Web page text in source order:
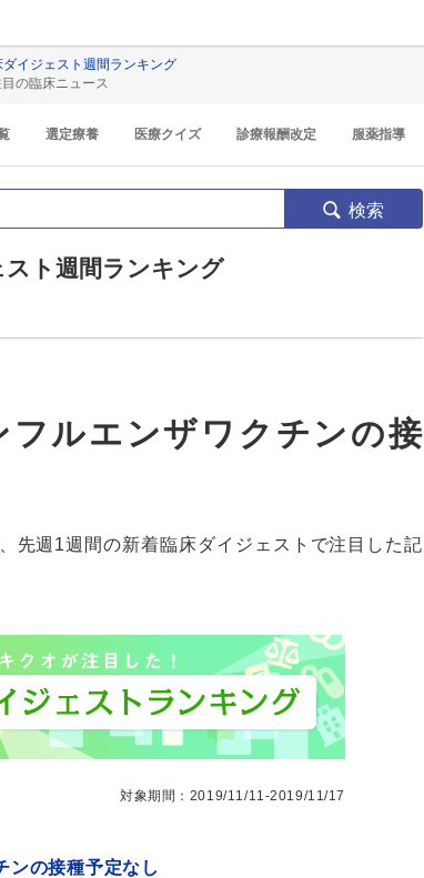
イジェスト週間ランキング
の臨床ニュース
選定療養 医療クイズ 診療報酬改定 服薬指導
検索
ト週間ランキング
フルエンザワクチンの接
先週1週間の新着臨床ダイジェストで注目した記
対象期間：2019/11/11-2019/11/17
ンの接種予定なし